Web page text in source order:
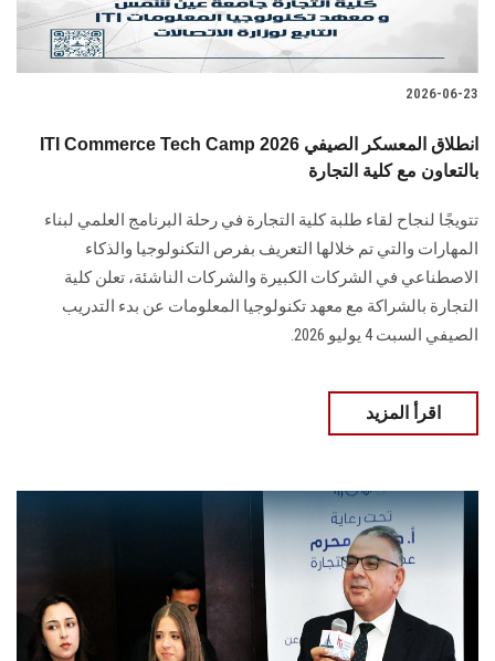
2026-06-23
ITI Commerce Tech Camp 2026 انطلاق المعسكر الصيفي
بالتعاون مع كلية التجارة
تتويجًا لنجاح لقاء طلبة كلية التجارة في رحلة البرنامج العلمي لبناء
المهارات والتي تم خلالها التعريف بفرص التكنولوجيا والذكاء
الاصطناعي في الشركات الكبيرة والشركات الناشئة، تعلن كلية
التجارة بالشراكة مع معهد تكنولوجيا المعلومات عن بدء التدريب
الصيفي السبت 4 يوليو 2026.
اقرأ المزيد